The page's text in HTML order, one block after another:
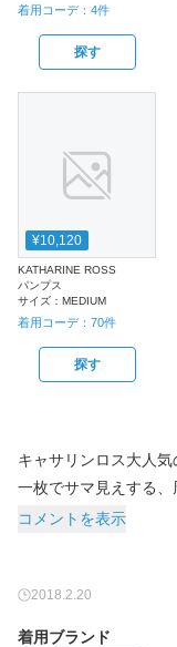
着用コーデ： 4件
探す
¥10,120
KATHARINE ROSS
パンプス
サイズ： MEDIUM
着用コーデ： 70件
探す
キャサリンロス大人
一枚でサマ見えする、
コメントを表示
2018.2.20
着用ブランド